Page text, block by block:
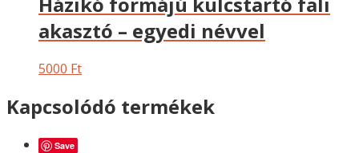
akasztó – egyedi névvel
5000 Ft
Kapcsolódó termékek
Save